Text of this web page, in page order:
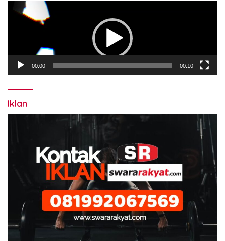
Pemutar
Video
00:00 00:10
Iklan